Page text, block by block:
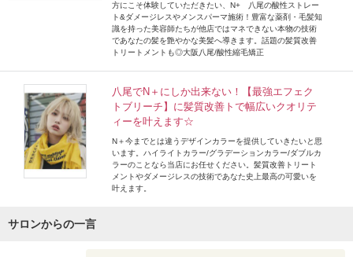
方にこそ体験していただきたい、N+ 八尾の酸性ストレー
ト&ダメージレスやメンスパーマ施術！豊富な薬剤・毛髪知
識を持った美容師たちが他店ではマネできない本物の技術
であなたの髪を艶やかな美髪へ導きます。話題の髪質改善
トリートメントも◎大阪八尾/酸性縮毛矯正
八尾でN＋にしか出来ない！【最強エフェク
トブリーチ】に髪質改善トで幅広いクオリテ
ィーを叶えます☆
N＋今までとは違うデザインカラーを提供していきたいと思
います。ハイライトカラー/グラデーションカラー/ダブルカ
ラーのことなら当店にお任せください。髪質改善トリート
メントやダメージレスの技術であなた史上最高の可愛いを
叶えます。
サロンからの一言